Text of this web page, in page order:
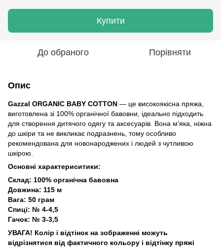
Купити
До обраного Порівняти
Опис
Gazzal ORGANIC BABY COTTON — це високоякісна пряжа,
виготовлена зі 100% органічної бавовни, ідеально підходить
для створення дитячого одягу та аксесуарів. Вона м’яка, ніжна
до шкіри та не викликає подразнень, тому особливо
рекомендована для новонароджених і людей з чутливою
шкірою.
Основні характериситики:
Склад: 100% органічна бавовна
Довжина: 115 м
Вага: 50 грам
Спиці: № 4-4,5
Гачок: № 3-3,5
УВАГА! Колір і відтінок на зображенні можуть
відрізнятися від фактичного кольору і відтінку пряжі